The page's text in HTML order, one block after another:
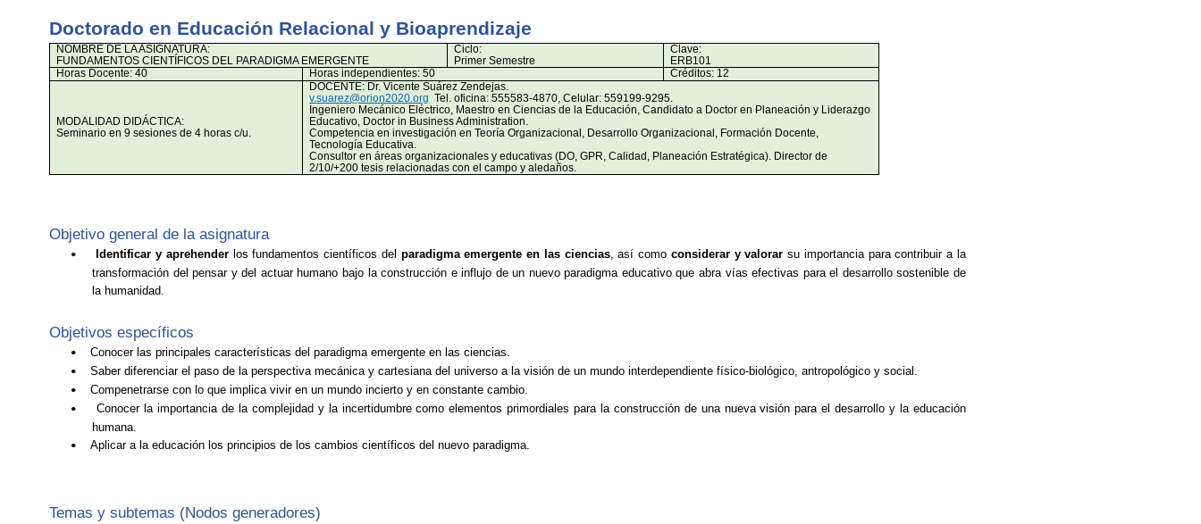
Doctorado en Educación Relacional y Bioaprendizaje
NOMBRE DE LA ASIGNATURA:
FUNDAMENTOS CIENTÍFICOS DEL PARADIGMA EMERGENTE
Ciclo:
Primer Semestre
Clave:
ERB101
Horas Docente: 40
Horas independientes: 50 Créditos: 12
MODALIDAD DIDÁCTICA:
Seminario en 9 sesiones de 4 horas c/u.
DOCENTE: Dr. Vicente Suárez Zendejas.
v.suarez@orion2020.org Tel. oficina: 555583-4870, Celular: 559199-9295.
Ingeniero Mecánico Eléctrico, Maestro en Ciencias de la Educación, Candidato a Doctor en Planeación y Liderazgo
Educativo, Doctor in Business Administration.
Competencia en investigación en Teoría Organizacional, Desarrollo Organizacional, Formación Docente,
Tecnología Educativa.
Consultor en áreas organizacionales y educativas (DO, GPR, Calidad, Planeación Estratégica). Director de
2/10/+200 tesis relacionadas con el campo y aledaños.
Objetivo general de la asignatura
• Identificar y aprehenderlos fundamentos científicos del paradigma emergente en las ciencias, así como considerar y valorar su importancia para contribuir a la
transformación del pensar y del actuar humano bajo la construcción e influjo de un nuevo paradigma educativo que abra vías efectivas para el desarrollo sostenible de
la humanidad.
Objetivos específicos
• Conocer las principales características del paradigma emergente en las ciencias.
• Saber diferenciar el paso de la perspectiva mecánica y cartesiana del universo a la visión de un mundo interdependiente físico-biológico, antropológico y social.
• Compenetrarse con lo que implica vivir en un mundo incierto y en constante cambio.
•
Conocer la importancia de la complejidad y la incertidumbre como elementos primordiales para la construcción de una nueva visión para el desarrollo y la educación
humana.
• Aplicar a la educación los principios de los cambios científicos del nuevo paradigma.
Temas y subtemas (Nodos generadores)